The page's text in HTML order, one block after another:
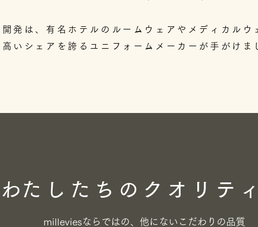
開発は、有名ホテルのルームウェアやメディカルウ
高いシェアを誇るユニフォームメーカーが手がけま
わたしたちのクオリテ
milleviesならではの、​他にないこだわりの品質